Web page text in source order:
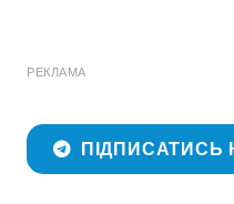
РЕКЛАМА
ПІДПИСАТИСЬ